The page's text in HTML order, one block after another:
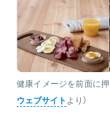
健康イメージを前面に
ウェブサイトより）